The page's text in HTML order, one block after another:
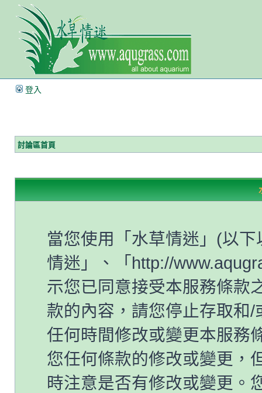
登入
討論區首頁
當您使用「水草情迷」(以
情迷」、「http://
示您已同意接受本服務條款
款的內容，請您停止存取和
任何時間修改或變更本服務
您任何條款的修改或變更，
時注意是否有修改或變更。